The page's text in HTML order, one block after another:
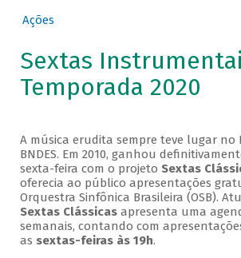
Ações
Sextas
Temporada 2020
A música erudita sempre teve lugar no
BNDES. Em 2010, ganhou
sexta-feira com o projeto Sextas
oferecia ao público apresentações
Orquestra Sinfônica Brasileira (OSB).
Sextas Clássicasapresenta uma
semanais, contando com
as sextas-feiras às 19h.